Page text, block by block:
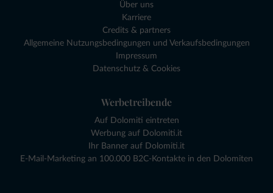
Über uns
Karriere
Credits & partners
Allgemeine Nutzungsbedingungen und Verkaufsbedingungen
Impressum
Datenschutz & Cookies
Werbetreibende
Auf Dolomiti eintreten
Werbung auf Dolomiti.it
Ihr Banner auf Dolomiti.it
E-Mail-Marketing an 100.000 B2C-Kontakte in den Dolomiten